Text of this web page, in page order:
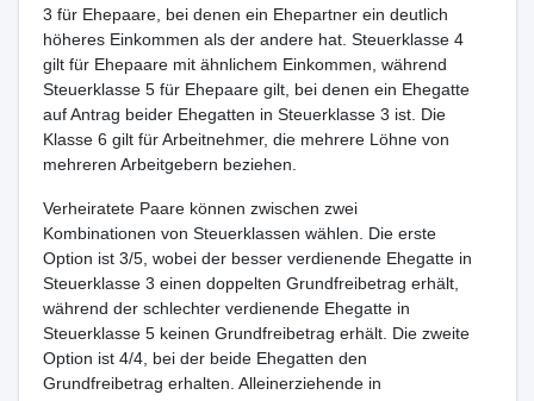
3 für Ehepaare, bei denen ein Ehepartner ein deutlich
höheres Einkommen als der andere hat. Steuerklasse 4
gilt für Ehepaare mit ähnlichem Einkommen, während
Steuerklasse 5 für Ehepaare gilt, bei denen ein Ehegatte
auf Antrag beider Ehegatten in Steuerklasse 3 ist. Die
Klasse 6 gilt für Arbeitnehmer, die mehrere Löhne von
mehreren Arbeitgebern beziehen.
Verheiratete Paare können zwischen zwei
Kombinationen von Steuerklassen wählen. Die erste
Option ist 3/5, wobei der besser verdienende Ehegatte in
Steuerklasse 3 einen doppelten Grundfreibetrag erhält,
während der schlechter verdienende Ehegatte in
Steuerklasse 5 keinen Grundfreibetrag erhält. Die zweite
Option ist 4/4, bei der beide Ehegatten den
Grundfreibetrag erhalten. Alleinerziehende in